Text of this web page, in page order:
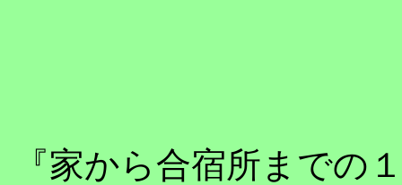
『家から合宿所までの